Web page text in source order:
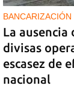
BANCARIZACIÓN
La ausencia
divisas
escasez de
nacional